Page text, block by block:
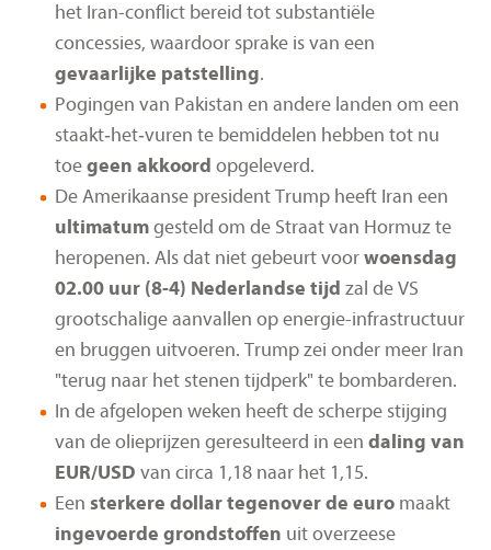
het Iran-conflict bereid tot substantiële
concessies, waardoor sprake is van een
gevaarlijke patstelling.
Pogingen van Pakistan en andere landen om een
staakt‑het‑vuren te bemiddelen hebben tot nu
toegeen akkoord opgeleverd.
De Amerikaanse president Trump heeft Iran een
ultimatumgesteld om de Straat van Hormuz te
heropenen. Als dat niet gebeurt voorwoensdag
02.00 uur (8-4) Nederlandse tijd zal de VS
grootschalige aanvallen op energie-infrastructuur
en bruggen uitvoeren. Trump zei onder meer Iran
"terug naar het stenen tijdperk" te bombarderen.
In de afgelopen weken heeft de scherpe stijging
van de olieprijzen geresulteerd in een daling van
EUR/USD van circa 1,18 naar het 1,15.
Een sterkere dollar tegenover de euro maakt
ingevoerde grondstoffen uit overzeese